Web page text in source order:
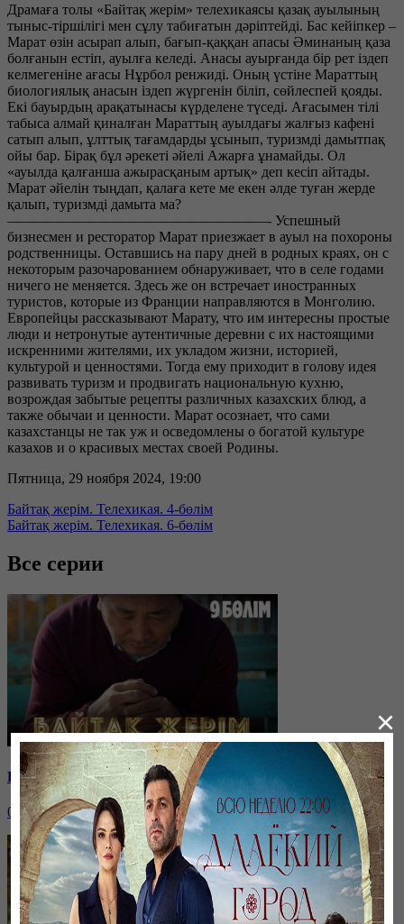
Драмаға толы «Байтақ жерім» телехикаясы қазақ ауылының
тыныс-тіршілігі мен сұлу табиғатын дәріптейді. Бас кейіпкер –
Марат өзін асырап алып, бағып-қаққан апасы Әминаның қаза
болғанын естіп, ауылға келеді. Анасы ауырғанда бір рет іздеп
келмегеніне ағасы Нұрбол ренжиді. Оның үстіне Мараттың
биологиялық анасын іздеп жүргенін біліп, сөйлеспей қояды.
Екі бауырдың арақатынасы күрделене түседі. Ағасымен тілі
табыса алмай қиналған Мараттың ауылдағы жалғыз кафені
сатып алып, ұлттық тағамдарды ұсынып, туризмді дамытпақ
ойы бар. Бірақ бұл әрекеті әйелі Ажарға ұнамайды. Ол
«ауылда қалғанша ажырасқаным артық» деп кесіп айтады.
Марат әйелін тыңдап, қалаға кете ме екен әлде туған жерде
қалып, туризмді дамыта ма?
——————————————————- Успешный
бизнесмен и ресторатор Марат приезжает в ауыл на похороны
родственницы. Оставшись на пару дней в родных краях, он с
некоторым разочарованием обнаруживает, что в селе годами
ничего не меняется. Здесь же он встречает иностранных
туристов, которые из Франции направляются в Монголию.
Европейцы рассказывают Марату, что им интересны простые
люди и нетронутые аутентичные деревни с их настоящими
искренними жителями, их укладом жизни, историей,
культурой и ценностями. Тогда ему приходит в голову идея
развивать туризм и продвигать национальную кухню,
возрождая забытые рецепты различных казахских блюд, а
также обычаи и ценности. Марат осознает, что сами
казахстанцы не так уж и осведомлены о богатой культуре
казахов и о красивых местах своей Родины.
Пятница, 29 ноября 2024, 19:00
Байтақ жерім. Телехикая. 4-бөлім
Байтақ жерім. Телехикая. 6-бөлім
Все серии
Байтақ жерім. Телехикая. 9-бөлім
05 декабря, 19:00
×